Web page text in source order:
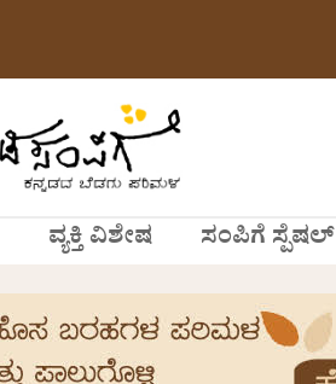
ವ್ಯಕ್ತಿ ವಿಶೇಷ ಸಂಪಿಗೆ ಸ್ಪೆಷಲ್